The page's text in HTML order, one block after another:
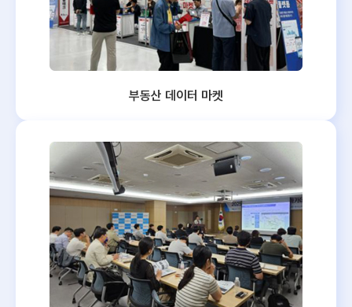
부동산 데이터 마켓